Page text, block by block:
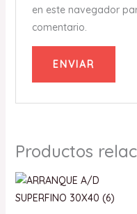
en este navegador
comentario.
Productos